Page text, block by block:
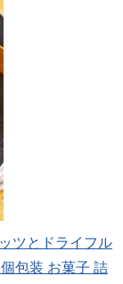
ツとドライフル
包装 お菓子 詰